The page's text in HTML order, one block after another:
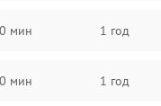
мин 1 год
мин 1 год